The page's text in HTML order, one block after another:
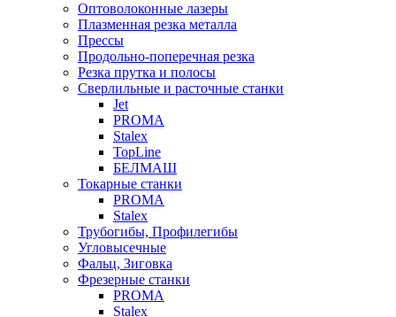
Оптоволоконные лазеры
Плазменная резка металла
Прессы
Продольно-поперечная резка
Резка прутка и полосы
Сверлильные и расточные станки
Jet
PROMA
Stalex
TopLine
БЕЛМАШ
Токарные станки
PROMA
Stalex
Трубогибы, Профилегибы
Угловысечные
Фальц, Зиговка
Фрезерные станки
PROMA
Stalex